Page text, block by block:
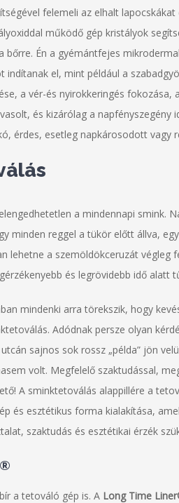
felemeli az elhalt
működő gép kristályok
bőrre. Én a gyémántfejes
el, mint például a
a vér-és nyirokkeringés
és kizárólag a
érdes, esetleg napkárosodott vagy
a mindennapi smink.
minden reggel a tükör előtt állva,
lehetne a szemöldökceruzát végleg
és legrövidebb idő alatt
mindenki arra törekszik, hogy
Adódnak persze olyan
sajnos sok rossz „példa” jön
volt. Megfelelő szaktudással,
A sminktetoválás alappillére a
és esztétikus forma kialakítása,
szaktudás és esztétikai érzék
a tetováló gép is. A Long Time